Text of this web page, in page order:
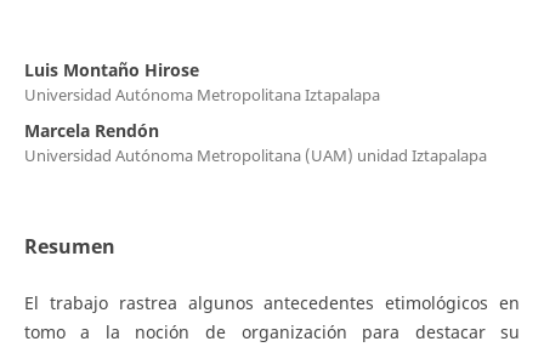
Luis Montaño Hirose
Universidad Autónoma Metropolitana Iztapalapa
Marcela Rendón
Universidad Autónoma Metropolitana (UAM) unidad Iztapalapa
Resumen
El trabajo rastrea algunos antecedentes etimológicos en
tomo a la noción de organización para destacar su